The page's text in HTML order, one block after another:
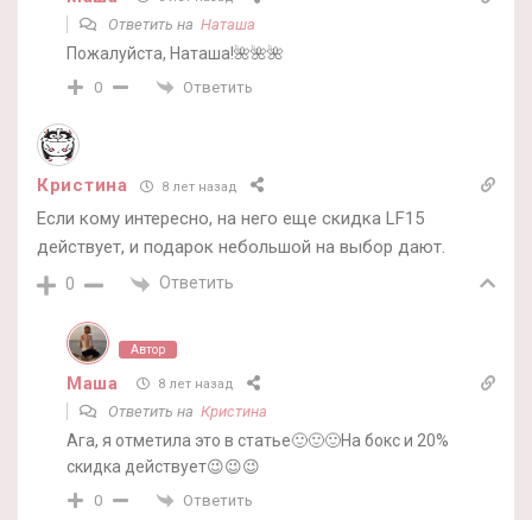
Ответить на Наташа
Пожалуйста, Наташа!🌺🌺🌺
0 Ответить
Кристина 8 лет назад
Если кому интересно, на него еще скидка LF15
действует, и подарок небольшой на выбор дают.
0 Ответить
Автор
Маша 8 лет назад
Ответить на Кристина
Ага, я отметила это в статье🙂🙂🙂На бокс и 20%
скидка действует😉😉😉
0 Ответить